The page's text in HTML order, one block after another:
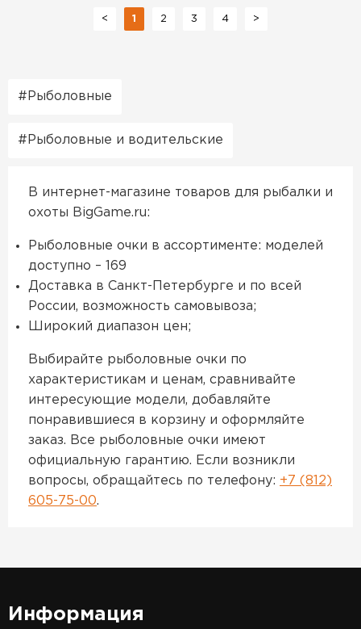
< 1 2 3 4 >
Рыболовные
Рыболовные и водительские
В интернет-магазине товаров для рыбалки и
охоты BigGame.ru:
Рыболовные очки в ассортименте: моделей
доступно – 169
Доставка в Санкт-Петербурге и по всей
России, возможность самовывоза;
Широкий диапазон цен;
Выбирайте рыболовные очки по
характеристикам и ценам, сравнивайте
интересующие модели, добавляйте
понравившиеся в корзину и оформляйте
заказ. Все рыболовные очки имеют
официальную гарантию. Если возникли
вопросы, обращайтесь по телефону: +7 (812)
605-75-00.
Информация